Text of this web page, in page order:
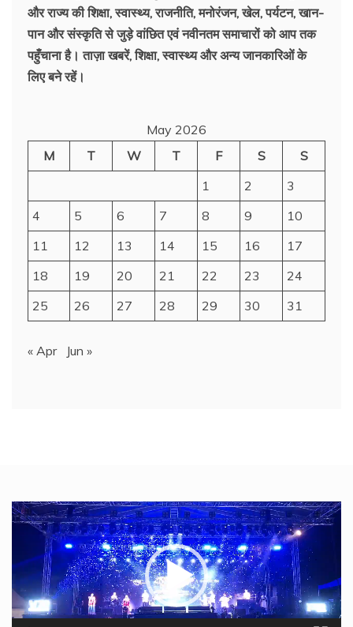
और राज्य की शिक्षा, स्वास्थ्य, राजनीति, मनोरंजन, खेल, पर्यटन, खान-
पान और संस्कृति से जुड़े वांछित एवं नवीनतम समाचारों को आप तक
पहुँचाना है। ताज़ा खबरें, शिक्षा, स्वास्थ्य और अन्य जानकारिओं के
लिए बने रहें।
May 2026
M
T W T F S
S
1
2
3
4
5 6 7 8 9
10
11
12 13 14 15 16
17
18
19 20 21 22 23
24
25
26 27 28 29 30 31
« Apr Jun »
Video
Player